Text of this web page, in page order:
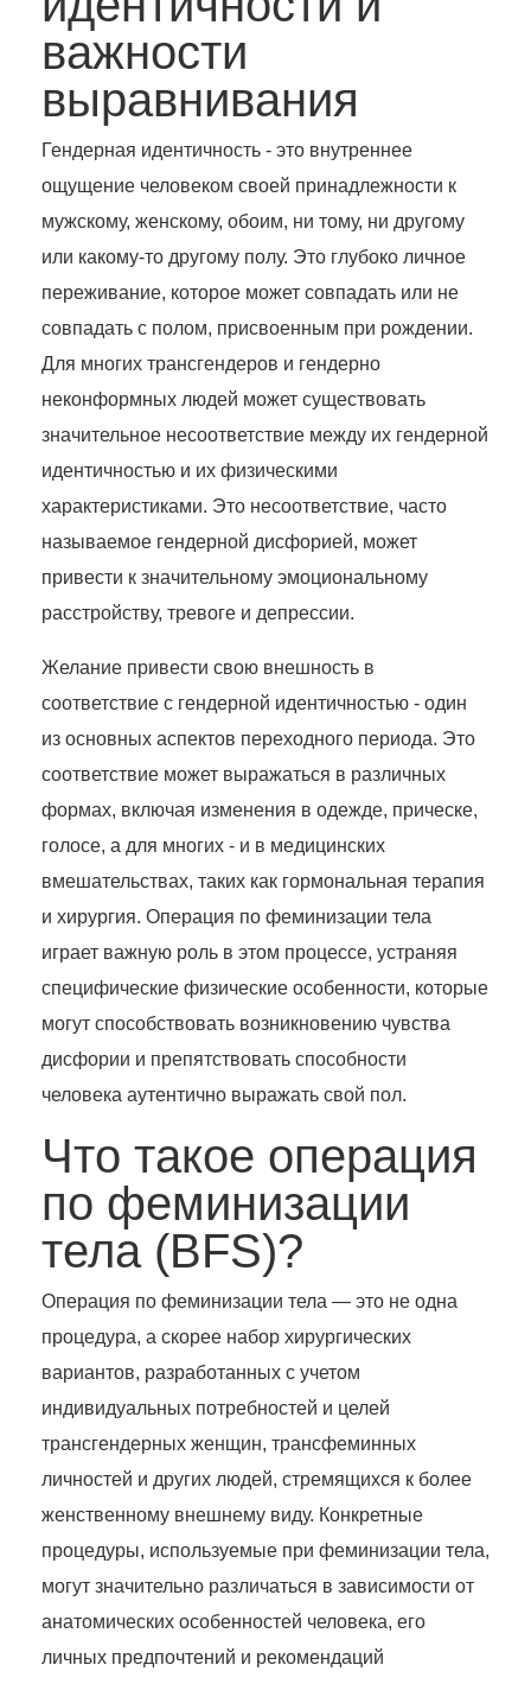
важности
выравнивания
Гендерная идентичность - это внутреннее
ощущение человеком своей принадлежности к
мужскому, женскому, обоим, ни тому, ни другому
или какому-то другому полу. Это глубоко личное
переживание, которое может совпадать или не
совпадать с полом, присвоенным при рождении.
Для многих трансгендеров и гендерно
неконформных людей может существовать
значительное несоответствие между их гендерной
идентичностью и их физическими
характеристиками. Это несоответствие, часто
называемое гендерной дисфорией, может
привести к значительному эмоциональному
расстройству, тревоге и депрессии.
Желание привести свою внешность в
соответствие с гендерной идентичностью - один
из основных аспектов переходного периода. Это
соответствие может выражаться в различных
формах, включая изменения в одежде, прическе,
голосе, а для многих - и в медицинских
вмешательствах, таких как гормональная терапия
и хирургия. Операция по феминизации тела
играет важную роль в этом процессе, устраняя
специфические физические особенности, которые
могут способствовать возникновению чувства
дисфории и препятствовать способности
человека аутентично выражать свой пол.
Что такое операция
по феминизации
тела (BFS)?
Операция по феминизации тела — это не одна
процедура, а скорее набор хирургических
вариантов, разработанных с учетом
индивидуальных потребностей и целей
трансгендерных женщин, трансфеминных
личностей и других людей, стремящихся к более
женственному внешнему виду. Конкретные
процедуры, используемые при феминизации тела,
могут значительно различаться в зависимости от
анатомических особенностей человека, его
личных предпочтений и рекомендаций